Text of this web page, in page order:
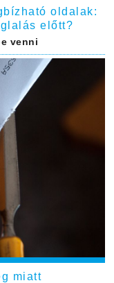
oldalak:
előtt?
venni
miatt